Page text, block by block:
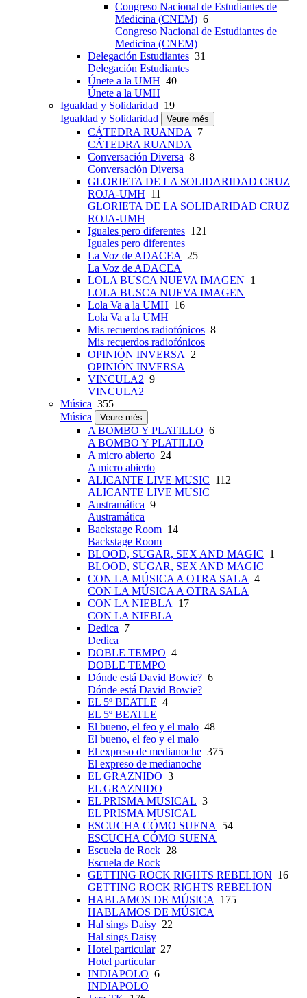
Congreso Nacional de Estudiantes de
Medicina (CNEM) 6
Congreso Nacional de Estudiantes de
Medicina (CNEM)
Delegación Estudiantes 31
Delegación Estudiantes
Únete a la UMH 40
Únete a la UMH
Igualdad y Solidaridad 19
Igualdad y Solidaridad
Veure més
CÁTEDRA RUANDA
7
CÁTEDRA RUANDA
Conversación Diversa 8
Conversación Diversa
GLORIETA DE LA SOLIDARIDAD CRUZ
ROJA-UMH 11
GLORIETA DE LA SOLIDARIDAD CRUZ
ROJA-UMH
Iguales pero diferentes 121
Iguales pero diferentes
La Voz de ADACEA
25
La Voz de ADACEA
LOLA BUSCA NUEVA IMAGEN 1
LOLA BUSCA NUEVA IMAGEN
Lola Va a la UMH 16
Lola Va a la UMH
Mis recuerdos radiofónicos 8
Mis recuerdos radiofónicos
OPINIÓN INVERSA
2
OPINIÓN INVERSA
VINCULA2 9
VINCULA2
Música 355
Música
Veure més
A BOMBO Y PLATILLO 6
A BOMBO Y PLATILLO
A micro abierto 24
A micro abierto
ALICANTE LIVE MUSIC 112
ALICANTE LIVE MUSIC
Austramática 9
Austramática
Backstage Room 14
Backstage Room
BLOOD, SUGAR, SEX AND MAGIC 1
BLOOD, SUGAR, SEX AND MAGIC
CON LA MÚSICA A OTRA SALA 4
CON LA MÚSICA A OTRA SALA
CON LA NIEBLA
17
CON LA NIEBLA
Dedica 7
Dedica
DOBLE TEMPO 4
DOBLE TEMPO
Dónde está David Bowie? 6
Dónde está David Bowie?
EL 5º BEATLE 4
EL 5º BEATLE
El bueno, el feo y el malo 48
El bueno, el feo y el malo
El expreso de medianoche 375
El expreso de medianoche
EL GRAZNIDO 3
EL GRAZNIDO
EL PRISMA MUSICAL 3
EL PRISMA MUSICAL
ESCUCHA CÓMO SUENA
54
ESCUCHA CÓMO SUENA
Escuela de Rock 28
Escuela de Rock
GETTING ROCK RIGHTS REBELION 16
GETTING ROCK RIGHTS REBELION
HABLAMOS DE MÚSICA
175
HABLAMOS DE MÚSICA
Hal sings Daisy 22
Hal sings Daisy
Hotel particular27
Hotel particular
INDIAPOLO 6
INDIAPOLO